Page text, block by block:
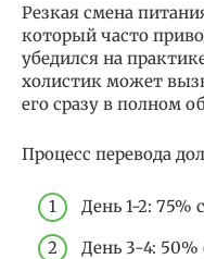
Резкая смена
который часто
убедился на
холистик может
его сразу в полном
Процесс перевода
День 1-2: 75%
День 3-4: 50%